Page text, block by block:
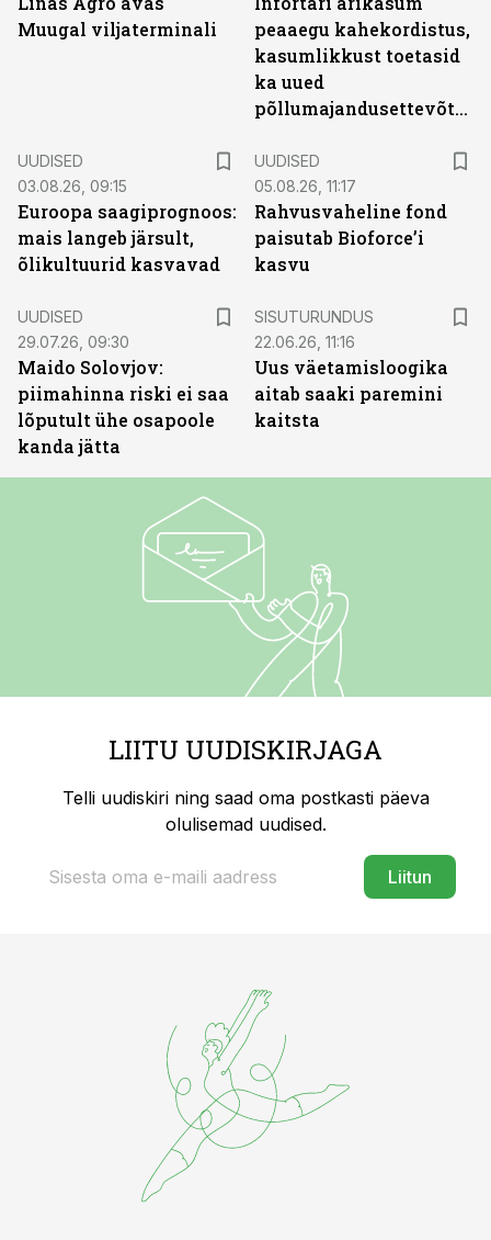
Muugal viljaterminali
peaaegu kahekordistus,
kasumlikkust toetasid
ka uued
põllumajandusettevõtted
UUDISED
03.08.26, 09:15
Euroopa saagiprognoos:
mais langeb järsult,
õlikultuurid kasvavad
UUDISED
05.08.26, 11:17
Rahvusvaheline fond
paisutab Bioforce’i
kasvu
UUDISED
29.07.26, 09:30
Maido Solovjov:
piimahinna riski ei saa
lõputult ühe osapoole
kanda jätta
SISUTURUNDUS
22.06.26, 11:16
Uus väetamisloogika
aitab saaki paremini
kaitsta
LIITU UUDISKIRJAGA
Telli uudiskiri ning saad oma postkasti päeva
olulisemad uudised.
Liitun